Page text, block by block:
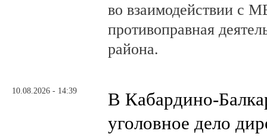
во взаимодействии с
противоправная
района.
10.08.2026 - 14:39
В Кабардино-
уголовное дело